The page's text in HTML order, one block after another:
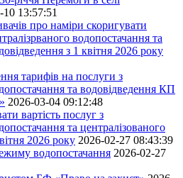
10 13:57:51
про наміри скоригувати
водопостачання та
з 1 квітня 2026 року
тарифів на послуги з
та водовідведення КП
2026-03-04 09:12:48
вартість послуг з
та централізованого
2026 року 2026-02-27 08:43:39
водопостачання 2026-02-27